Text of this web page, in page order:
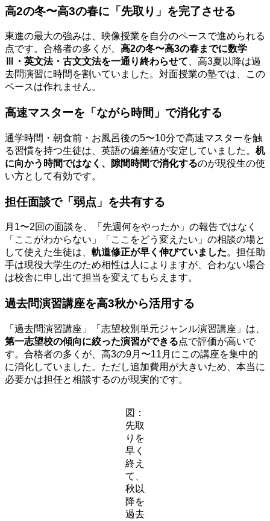
高2の冬〜高3の春に「先取り」を完了させる
東進の最大の強みは、映像授業を自分のペースで進められる
点です。合格者の多くが、 高2の冬〜高3の春までに数学
Ⅲ・英文法・古文文法を一通り終わらせて、高3夏以降は過
去問演習に時間を割いていました。対面授業の塾では、この
ペースは作れません。
高速マスターを「ながら時間」で消化する
通学時間・朝食前・お風呂後の5〜10分で高速マスターを触
る習慣を持つ生徒は、英語の偏差値が安定していました。 机
に向かう時間ではなく、隙間時間で消化するのが現役生の使
い方として有効です。
担任面談で「弱点」を共有する
月1〜2回の面談を、「先週何をやったか」の報告ではなく
「ここがわからない」「ここをどう変えたい」の相談の場と
して使えた生徒は、 軌道修正が早く伸びていました。担任助
手は現役大学生のため相性は人によりますが、合わない場合
は校舎に申し出て担当を変えてもらえます。
過去問演習講座を高3秋から活用する
「過去問演習講座」「志望校別単元ジャンル演習講座」は、
第一志望校の傾向に絞った演習ができる点で評価が高いで
す。合格者の多くが、高3の9月〜11月にこの講座を集中的
に消化していました。ただし追加費用が大きいため、本当に
必要かは担任と相談するのが現実的です。
図：
先取
りを
早く
終え
て、
秋以
降を
過去